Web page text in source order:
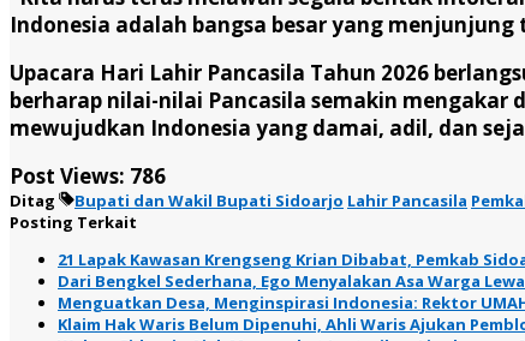
Indonesia adalah bangsa besar yang
Upacara Hari Lahir Pancasila Tahun 2026
berharap nilai-nilai Pancasila semakin
mewujudkan Indonesia yang damai, adil, dan
Post Views: 786
Ditag Bupati dan Wakil Bupati Sidoarjo Lahir Pancasila
Posting Terkait
21 Lapak Kawasan Krengseng Krian Dibabat, Pemkab
Dari Bengkel Sederhana, Ego Menyalakan Asa Warga
Menguatkan Desa, Menginspirasi Indonesia: Rektor
Klaim Hak Waris Belum Dipenuhi, Ahli Waris Ajukan